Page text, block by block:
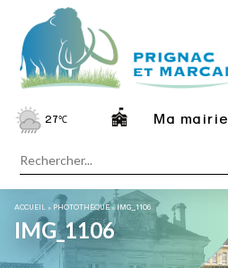
27℃ Ma mairie
ACCUEIL » PHOTOTHÈQUE»IMG_1106
IMG_1106